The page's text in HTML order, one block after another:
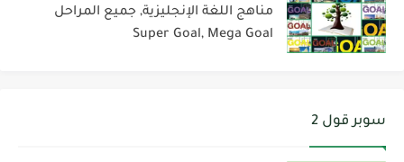
مناهج اللغة الإنجليزية, جميع المراحل
Super Goal, Mega Goal
سوبر قول 2